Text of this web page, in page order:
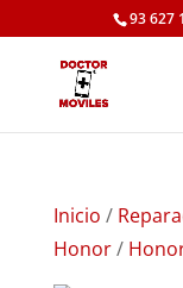
93 627
Inicio /
Honor/